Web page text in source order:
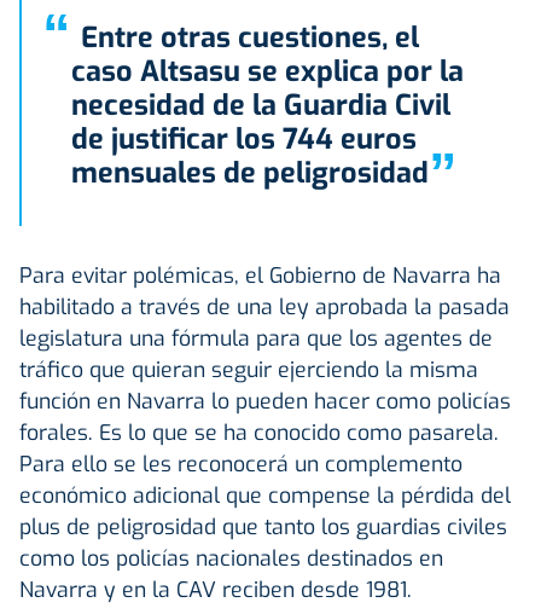
“ Entre otras cuestiones, el
caso Altsasu se explica por la
necesidad de la Guardia Civil
de justificar los 744 euros
mensuales de peligrosidad”
Para evitar polémicas, el Gobierno de Navarra ha
habilitado a través de una ley aprobada la pasada
legislatura una fórmula para que los agentes de
tráfico que quieran seguir ejerciendo la misma
función en Navarra lo pueden hacer como policías
forales. Es lo que se ha conocido como pasarela.
Para ello se les reconocerá un complemento
económico adicional que compense la pérdida del
plus de peligrosidad que tanto los guardias civiles
como los policías nacionales destinados en
Navarra y en la CAV reciben desde 1981.